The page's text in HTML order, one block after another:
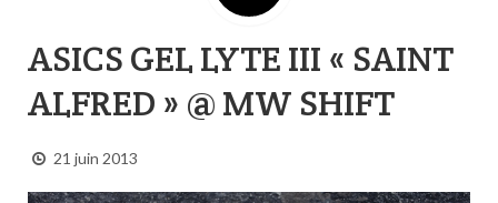
DAILY CITY
CONTACT
ASICS GEL LYTE III « SAINT
ALFRED » @ MW SHIFT
21 juin 2013